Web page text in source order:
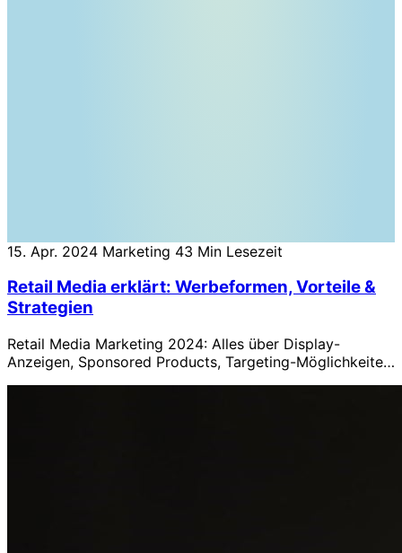
15. Apr. 2024 Marketing 43 Min Lesezeit
Retail Media erklärt: Werbeformen, Vorteile &
Strategien
Retail Media Marketing 2024: Alles über Display-
Anzeigen, Sponsored Products, Targeting-Möglichkeiten